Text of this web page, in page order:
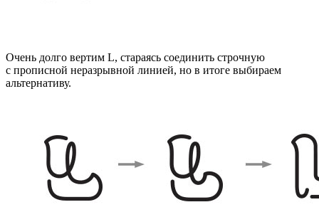
Очень долго вертим L, стараясь соединить строчную
с прописной неразрывной линией, но в итоге выбираем
альтернативу.